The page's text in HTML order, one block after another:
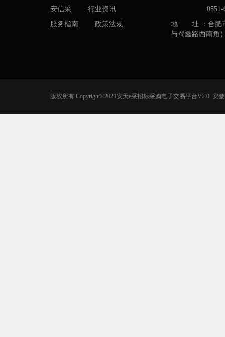
安信采
行业资讯
服务指南
政策法规
0551-
地 址 ：合肥市
与蜀鑫路西南角
版权所有 Copyright©2021安天e采招标采购电子交易平台V2.0 安